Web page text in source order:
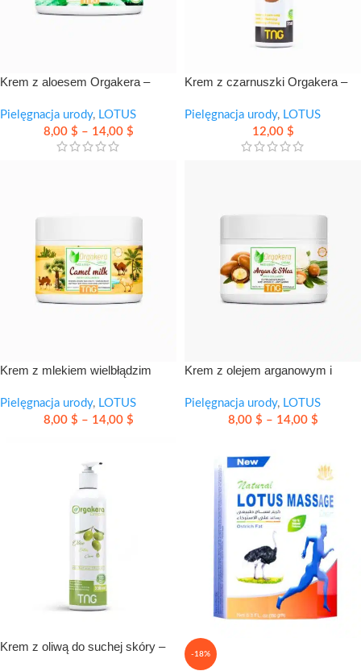
Krem z aloesem Orgakera –
podrażnionej skóry
Pielęgnacja urody, LOTUS
8,00 $ – 14,00 $
Krem z czarnuszki Orgakera –
tłustej i trądzikowej
Pielęgnacja urody, LOTUS
12,00 $
Krem z mlekiem wielbłądzim
skóry
Pielęgnacja urody, LOTUS
8,00 $ – 14,00 $
Krem z olejem arganowym i
nawilżenie i wygładzenie skóry
Pielęgnacja urody, LOTUS
8,00 $ – 14,00 $
Krem z oliwą do suchej skóry –
-18%